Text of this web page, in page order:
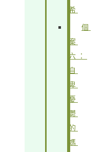
希
個
案
六：
自
卑
憂
鬱
的
媽